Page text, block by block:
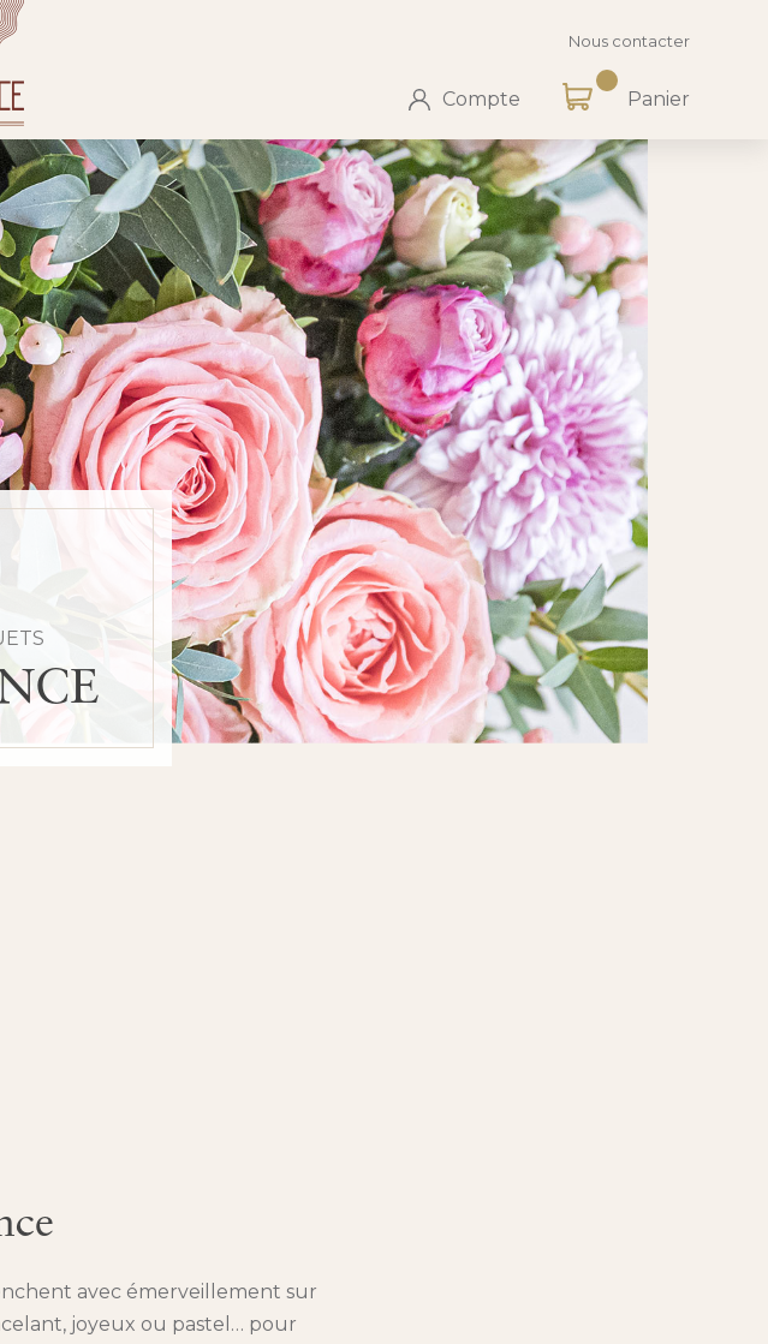
Nous contacter
Compte Panier
avec émerveillement sur
joyeux ou pastel… pour